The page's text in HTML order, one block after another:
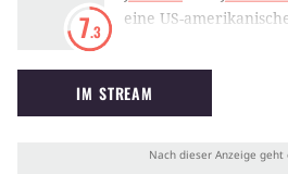
7.3
eine US-
Johnson verkörpert
Footballspieler
der sich im
IM STREAM